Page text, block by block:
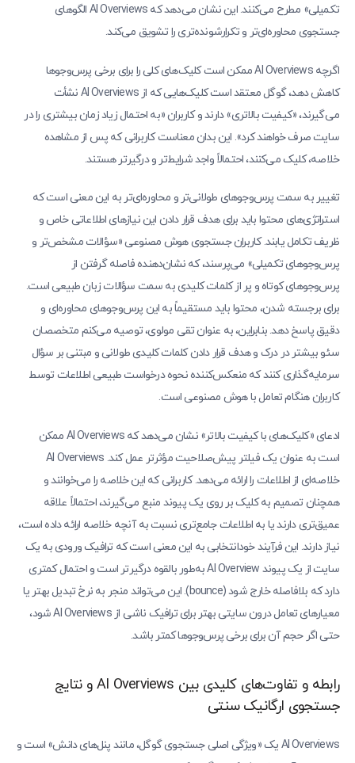
تکمیلی» مطرح می‌کنند. این نشان می‌دهد که AI Overviews الگوهای
جستجوی محاوره‌ای‌تر و تکرارشونده‌تری را تشویق می‌کند.
اگرچه AI Overviews ممکن است کلیک‌های کلی را برای برخی پرس‌وجوها
کاهش دهد، گوگل معتقد است کلیک‌هایی که از AI Overviews نشأت
می‌گیرند، «کیفیت بالاتری» دارند و کاربران «به احتمال زیاد زمان بیشتری را در
سایت صرف خواهند کرد». این بدان معناست کاربرانی که پس از مشاهده
خلاصه، کلیک می‌کنند، احتمالاً واجد شرایط‌تر و درگیرتر هستند.
تغییر به سمت پرس‌وجوهای طولانی‌تر و محاوره‌ای‌تر به این معنی است که
استراتژی‌های محتوا باید برای هدف قرار دادن این نیازهای اطلاعاتی خاص و
ظریف تکامل یابند. کاربران جستجوی هوش مصنوعی «سؤالات مشخص‌تر و
پرس‌وجوهای تکمیلی» می‌پرسند، که نشان‌دهنده فاصله گرفتن از
پرس‌وجوهای کوتاه و پر از کلمات کلیدی به سمت سؤالات زبان طبیعی است.
برای برجسته شدن، محتوا باید مستقیماً به این پرس‌وجوهای محاوره‌ای و
دقیق پاسخ دهد. بنابراین، به عنوان تقی مولوی، توصیه می‌کنم متخصصان
سئو بیشتر در درک و هدف قرار دادن کلمات کلیدی طولانی و مبتنی بر سؤال
سرمایه‌گذاری کنند که منعکس‌کننده نحوه درخواست طبیعی اطلاعات توسط
کاربران هنگام تعامل با هوش مصنوعی است.
ادعای «کلیک‌های با کیفیت بالاتر» نشان می‌دهد که AI Overviews ممکن
است به عنوان یک فیلتر پیش‌صلاحیت مؤثرتر عمل کند. AI Overviews
خلاصه‌ای از اطلاعات را ارائه می‌دهد. کاربرانی که این خلاصه را می‌خوانند و
همچنان تصمیم به کلیک بر روی یک پیوند منبع می‌گیرند، احتمالاً علاقه
عمیق‌تری دارند یا به اطلاعات جامع‌تری نسبت به آنچه خلاصه ارائه داده است،
نیاز دارند. این فرآیند خودانتخابی به این معنی است که ترافیک ورودی به یک
سایت از یک پیوند AI Overview به‌طور بالقوه درگیرتر است و احتمال کمتری
دارد که بلافاصله خارج شود (bounce). این می‌تواند منجر به نرخ تبدیل بهتر یا
معیارهای تعامل درون سایتی بهتر برای ترافیک ناشی از AI Overviews شود،
حتی اگر حجم آن برای برخی پرس‌وجوها کمتر باشد.
رابطه و تفاوت‌های کلیدی بین AI Overviews و نتایج
جستجوی ارگانیک سنتی
AI Overviews یک «ویژگی اصلی جستجوی گوگل، مانند پنل‌های دانش» است و